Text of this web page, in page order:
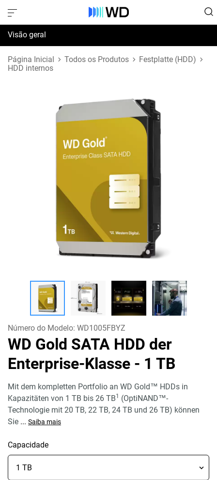
Visão geral
Especificações
Página Inicial Todos os Produtos
Festplatte (HDD)
HDD internos
Número do Modelo: WD1005FBYZ
WD Gold SATA HDD der
Enterprise-Klasse - 1 TB
Mit dem kompletten Portfolio an WD Gold™ HDDs in
Kapazitäten von 1 TB bis 26 TB1
(OptiNAND™-
Technologie mit 20 TB, 22 TB, 24 TB und 26 TB) können
Sie ... Saiba mais
Capacidade